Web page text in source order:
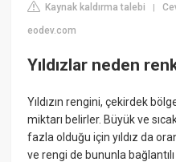
Kaynak kaldırma talebi |
eodev.com
Yıldızlar neden
Yıldızın rengini, çekirdek
miktarı belirler. Büyük ve
fazla olduğu için yıldız da
ve rengi de bununla